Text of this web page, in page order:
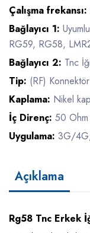
Çalışma frekansı:
Bağlayıcı 1:
RG59, RG58,
Bağlayıcı 2: Tnc
Tip: (RF) Konnektör
Kaplama: Nikel
İç Direnç: 50 Ohm
Uygulama: 3G/
Açıklama
Rg58 Tnc Erkek